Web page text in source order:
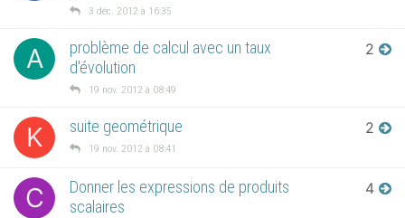
3 déc. 2012 à 16:35
A
problème de calcul avec un taux
d'évolution
19 nov. 2012 à 08:49
2
K suite geométrique
19 nov. 2012 à 08:41
2
C
Donner les expressions de produits
scalaires
4